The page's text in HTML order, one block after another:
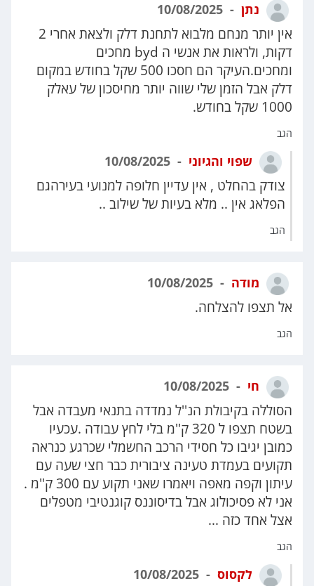
נתן
אין יותר מנחם מלבוא לתחנת דלק ולצאת אחרי 2
דקות, ולראות את אנשי ה byd מחכים
ומחכים.העיקר הם חסכו 500 שקל בחודש במקום
דלק אבל הזמן שלי שווה יותר מחיסכון של עאלק
1000 שקל בחודש.
הגב
שפוי והגיוני
צודק בהחלט , אין עדיין חלופה למנועי בעירהגם
הפלאג אין .. מלא בעיות של שילוב ..
הגב
מודה
אל תצפו להצלחה.
הגב
חי
הסוללה בקיבולת הנ''ל נמדדה בתנאי מעבדה אבל
בשטח תצפו ל 320 ק''מ בלי לחץ עבודה .עכעיו
כמובן יגיבו כל חסידי הרכב החשמלי שכרגע כנראה
תקועים בעמדת טעינה ציבורית כבר חצי שעה עם
עיתון וקפה מאפה ויאמרו שאני תקוע עם 300 ק''מ .
אני לא פסיכולוג אבל בדיסוננס קוגנטיבי מטפלים
אצל אחד כזה ...
הגב
לקסוס